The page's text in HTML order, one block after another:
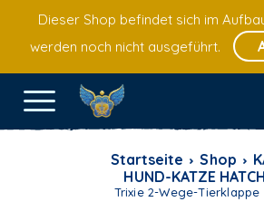
Dieser Shop befindet sich im
werden noch nicht ausgeführt.
Startseite Shop
HUND-KATZE HATCH
Trixie 2-Wege-Tierklappe